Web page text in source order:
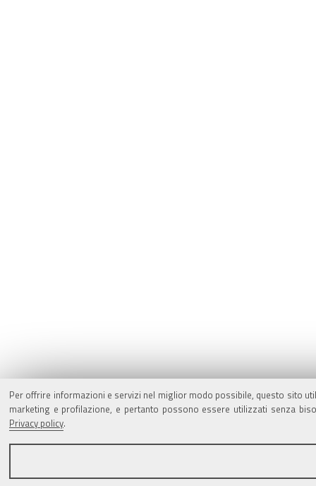
Per offrire informazioni e servizi nel miglior modo possibile, questo sito
marketing e profilazione, e pertanto possono essere utilizzati senza
Privacy policy.